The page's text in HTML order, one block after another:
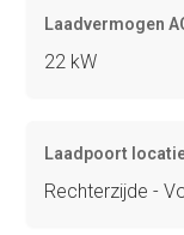
Laadvermogen
22 kW
Laadpoort
Rechterzijde -